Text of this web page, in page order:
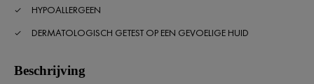
HYPOALLERGEEN
DERMATOLOGISCH GETEST OP EEN GEVOELIGE HUID
Beschrijving